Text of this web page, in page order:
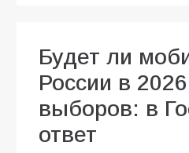
Будет ли
России в
выборов: в
ответ